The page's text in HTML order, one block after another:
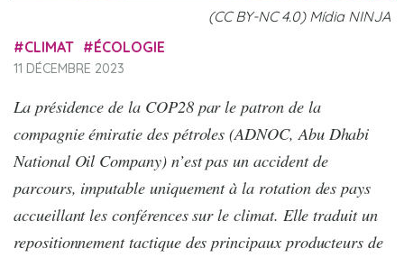
(CC BY-NC 4.0) Mídia NINJA
CLIMAT
ÉCOLOGIE
11 DÉCEMBRE 2023
La présidence de la COP28 par le patron de la
compagnie émiratie des pétroles (ADNOC, Abu Dhabi
National Oil Company) n’est pas un accident de
parcours, imputable uniquement à la rotation des pays
accueillant les conférences sur le climat. Elle traduit un
repositionnement tactique des principaux producteurs de